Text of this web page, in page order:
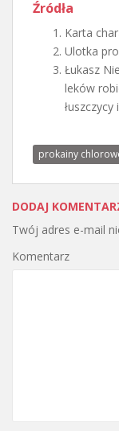
Źródła
Karta
Ulotka
Łukasz
leków
prokainy
DODAJ
Twój adres e-mail
Komentarz